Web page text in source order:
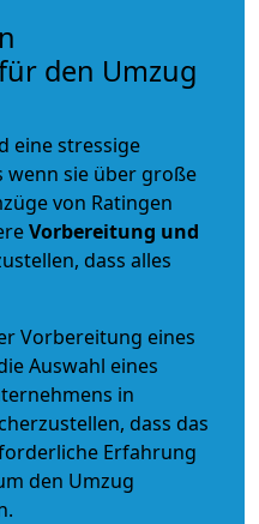
den Umzug
eine stressige
wenn sie über große
von Ratingen
Vorbereitung und
dass alles
Vorbereitung eines
Auswahl eines
in
dass das
Erfahrung
den Umzug